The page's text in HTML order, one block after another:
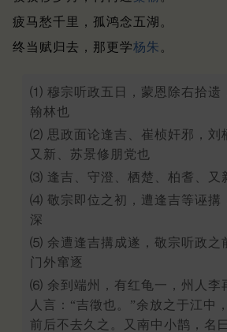
疲马愁千里，孤鸿念五湖。
终当赋归去，那更学杨朱 。
⑴ 穆宗听政五日，蒙恩除右拾遗
翰林也
⑵ 思政面论逢吉、崔桢奸邪，刘
又新、苏景修朋党也
⑶ 逢吉、守澄、栖楚、柏耆、又
⑷ 敬宗即位之初，遭逢吉等诬搆
深
⑸ 余遭逢吉搆成遂，敬宗听政之
门外窜逐
⑹ 余到端州，有红龟一，州人李
人言：“吉徵也。”余放之于江中
前后不去久之。又南中小鹊，名